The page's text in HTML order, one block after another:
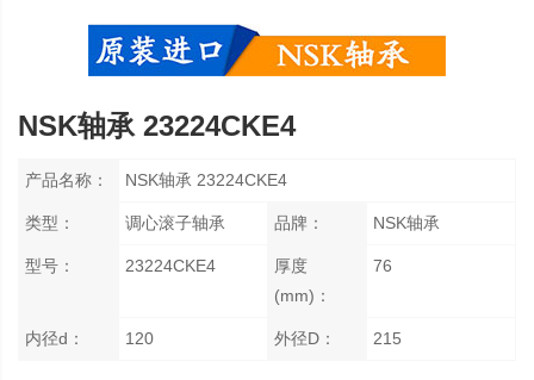
NSK轴承 23224CKE4
产品名称： NSK轴承 23224CKE4
类型： 调心滚子轴承 品牌： NSK轴承
型号： 23224CKE4
厚度
(mm)：
76
内径d： 120 外径D： 215